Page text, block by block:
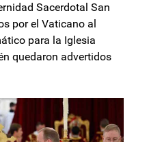
Sacerdotal San
por el Vaticano al
para la Iglesia
quedaron advertidos